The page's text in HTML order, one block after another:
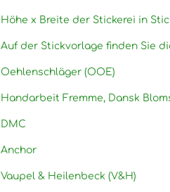
Höhe x Breite der Stickerei in
Auf der Stickvorlage finden Sie
Oehlenschläger (OOE)
Handarbeit Fremme, Dansk
DMC
Anchor
Vaupel & Heilenbeck (V&H)